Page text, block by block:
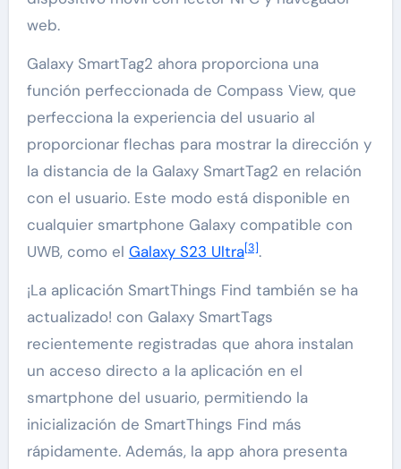
web.
Galaxy SmartTag2 ahora proporciona una
función perfeccionada de Compass View, que
perfecciona la experiencia del usuario al
proporcionar flechas para mostrar la dirección y
la distancia de la Galaxy SmartTag2 en relación
con el usuario. Este modo está disponible en
cualquier smartphone Galaxy compatible con
UWB, como el Galaxy S23 Ultra[3].
¡La aplicación SmartThings Find también se ha
actualizado! con Galaxy SmartTags
recientemente registradas que ahora instalan
un acceso directo a la aplicación en el
smartphone del usuario, permitiendo la
inicialización de SmartThings Find más
rápidamente. Además, la app ahora presenta